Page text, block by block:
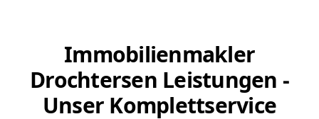
Immobilienmakler
Drochtersen Leistungen -
Unser Komplettservice